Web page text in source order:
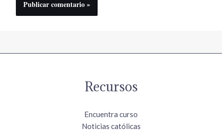
Recursos
Encuentra curso
Noticias católicas